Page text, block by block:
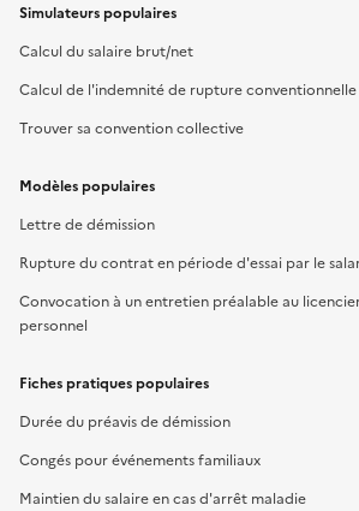
Simulateurs populaires
Calcul du salaire brut/net
Calcul de l'indemnité de rupture conventionnelle
Trouver sa convention collective
Modèles populaires
Lettre de démission
Rupture du contrat en période d'essai par le
Convocation à un entretien préalable au
personnel
Fiches pratiques populaires
Durée du préavis de démission
Congés pour événements familiaux
Maintien du salaire en cas d'arrêt maladie